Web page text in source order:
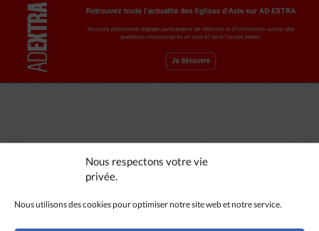
Nous respectons votre vie
privée.
Nous utilisons des cookies pour optimiser notre site web et notre service.
A LIRE AUSSI